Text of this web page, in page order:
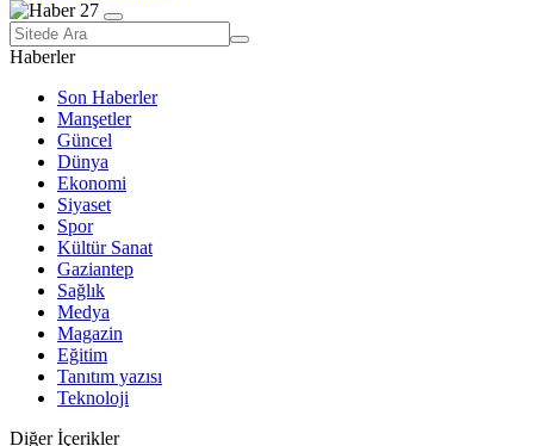
Haberler
Son Haberler
Manşetler
Güncel
Dünya
Ekonomi
Siyaset
Spor
Kültür Sanat
Gaziantep
Sağlık
Medya
Magazin
Eğitim
Tanıtım yazısı
Teknoloji
Diğer İçerikler